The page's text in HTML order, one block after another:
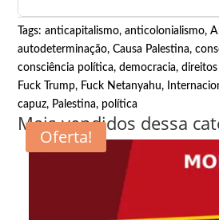
Tags:anticapitalismo,anticolonialismo,
autodeterminação,Causa Palestina,
consciência política,democracia,
Fuck Trump, Fuck Netanyahu,
capuz, Palestina, política
Mais vendidos dessa
Oferta!